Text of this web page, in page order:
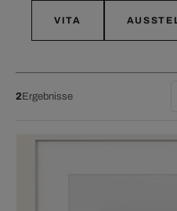
VITA
2Ergebnisse